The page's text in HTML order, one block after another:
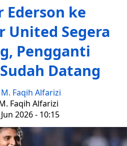
Ederson ke
United Segera
Pengganti
Datang
M. Faqih Alfarizi
Faqih Alfarizi
2026 - 10:15